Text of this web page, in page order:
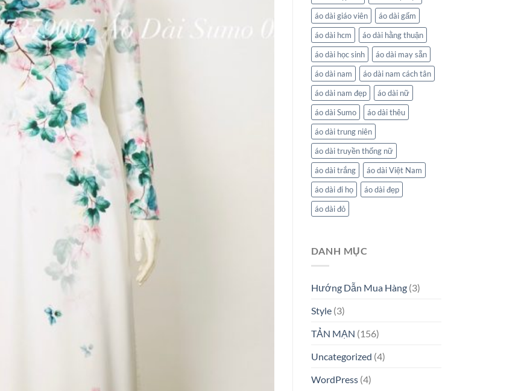
áo dài giáo viên
áo dài gấm
áo dài hcm
áo dài hằng thuận
áo dài học sinh
áo dài may sẵn
áo dài nam
áo dài nam cách tân
áo dài nam đẹp
áo dài nữ
áo dài Sumo
áo dài thêu
áo dài trung niên
áo dài truyền thống nữ
áo dài trắng
áo dài Việt Nam
áo dài đi họ
áo dài đẹp
áo dài đỏ
DANH MỤC
Hướng Dẫn Mua Hàng(3)
Style(3)
TẢN MẠN (156)
Uncategorized (4)
WordPress(4)